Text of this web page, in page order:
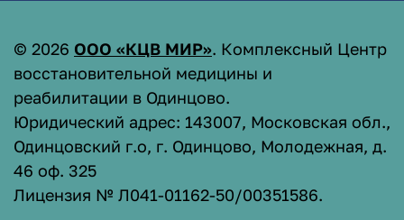
© 2026 ООО «КЦВ МИР». Комплексный Центр
восстановительной медицины и
реабилитации в Одинцово.
Юридический адрес: 143007, Московская обл.,
Одинцовский г.о, г. Одинцово, Молодежная, д.
46 оф. 325
Лицензия № Л041-01162-50/00351586.